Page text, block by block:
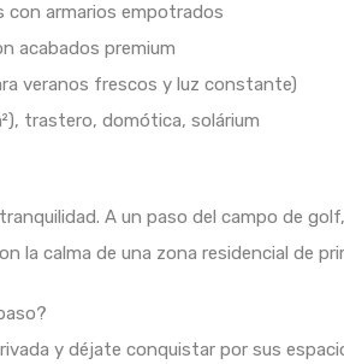
con armarios empotrados
acabados premium
veranos frescos y luz constante)
trastero, domótica, solárium
A un paso del campo de
la calma de una zona residencial de
y déjate conquistar por sus